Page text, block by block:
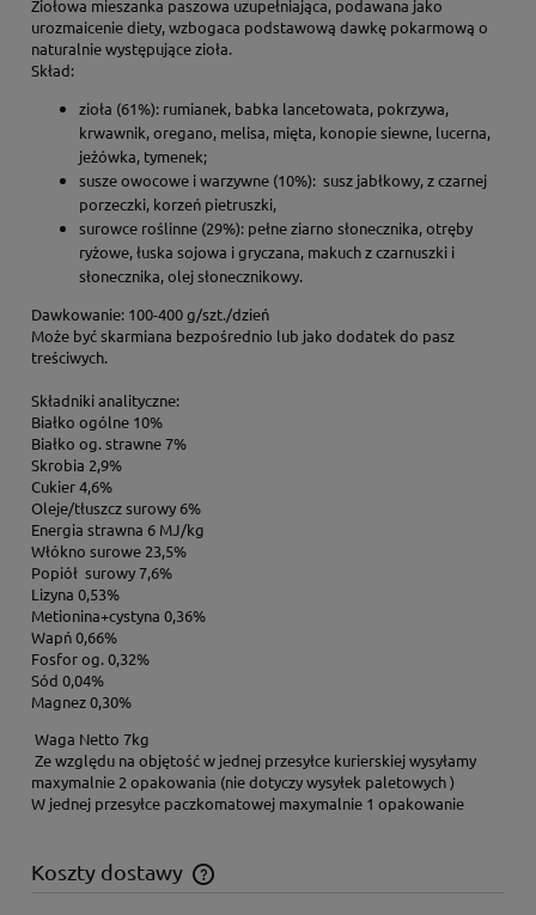
Ziołowa mieszanka paszowa uzupełniająca, podawana jako
urozmaicenie diety, wzbogaca podstawową dawkę pokarmową o
naturalnie występujące zioła.
Skład:
zioła (61%): rumianek, babka lancetowata, pokrzywa,
krwawnik, oregano, melisa, mięta, konopie siewne, lucerna,
jeżówka, tymenek;
susze owocowe i warzywne (10%): susz jabłkowy, z czarnej
porzeczki, korzeń pietruszki,
surowce roślinne (29%): pełne ziarno słonecznika, otręby
ryżowe, łuska sojowa i gryczana, makuch z czarnuszki i
słonecznika, olej słonecznikowy.
Dawkowanie: 100-400 g/szt./dzień
Może być skarmiana bezpośrednio lub jako dodatek do pasz
treściwych.
Składniki analityczne:
Białko ogólne 10%
Białko og. strawne 7%
Skrobia 2,9%
Cukier 4,6%
Oleje/tłuszcz surowy 6%
Energia strawna 6 MJ/kg
Włókno surowe 23,5%
Popiół surowy 7,6%
Lizyna 0,53%
Metionina+cystyna 0,36%
Wapń 0,66%
Fosfor og. 0,32%
Sód 0,04%
Magnez 0,30%
Waga Netto 7kg
Ze względu na objętość w jednej przesyłce kurierskiej wysyłamy
maxymalnie 2 opakowania (nie dotyczy wysyłek paletowych )
W jednej przesyłce paczkomatowej maxymalnie 1 opakowanie
Koszty dostawy
Cena nie zawiera ewentualnych kosztów płatności